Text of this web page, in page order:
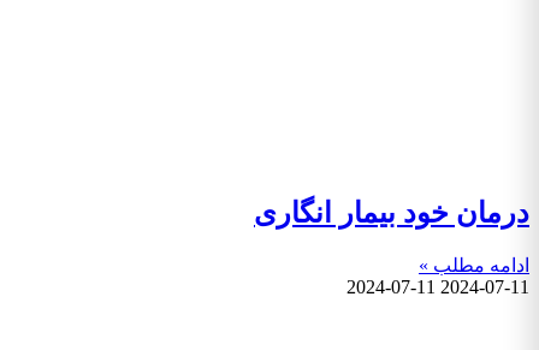
درمان خود بیمار انگاری
ادامه مطلب »
2024-07-11
2024-07-11